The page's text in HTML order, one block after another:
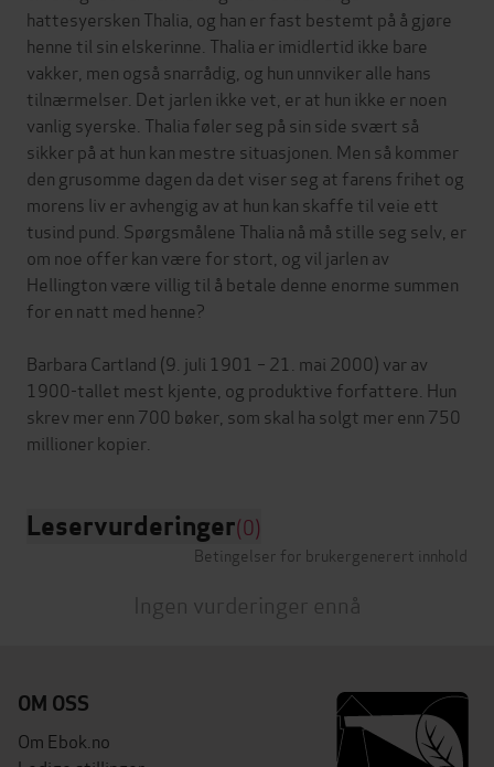
hattesyersken Thalia, og han er fast bestemt på å gjøre
henne til sin elskerinne. Thalia er imidlertid ikke bare
vakker, men også snarrådig, og hun unnviker alle hans
tilnærmelser. Det jarlen ikke vet, er at hun ikke er noen
vanlig syerske. Thalia føler seg på sin side svært så
sikker på at hun kan mestre situasjonen. Men så kommer
den grusomme dagen da det viser seg at farens frihet og
morens liv er avhengig av at hun kan skaffe til veie ett
tusind pund. Spørgsmålene Thalia nå må stille seg selv, er
om noe offer kan være for stort, og vil jarlen av
Hellington være villig til å betale denne enorme summen
for en natt med henne?
Barbara Cartland (9. juli 1901 – 21. mai 2000) var av
1900-tallet mest kjente, og produktive forfattere. Hun
skrev mer enn 700 bøker, som skal ha solgt mer enn 750
Leservurderinger(0)
Betingelser for brukergenerert innhold
Ingen vurderinger ennå
OM OSS
Om Ebok.no